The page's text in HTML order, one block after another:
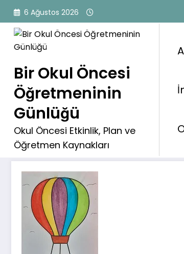
İçeriğe
atla
6 Ağustos 2026
Bir Okul Öncesi
Öğretmeninin
Günlüğü
Okul Öncesi Etkinlik, Plan ve
Öğretmen Kaynakları
Uçan Balon 2